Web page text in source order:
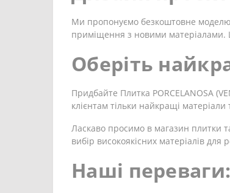
Ми пропонуємо безкоштовне
приміщення з новими матеріалами.
Оберіть
Придбайте Плитка PORCELANOSA
клієнтам тільки найкращі
Ласкаво просимо в магазин плитки
вибір високоякісних матеріалів для
Наші переваги: